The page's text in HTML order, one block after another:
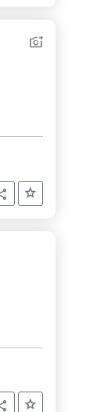
Condividi
Condividi